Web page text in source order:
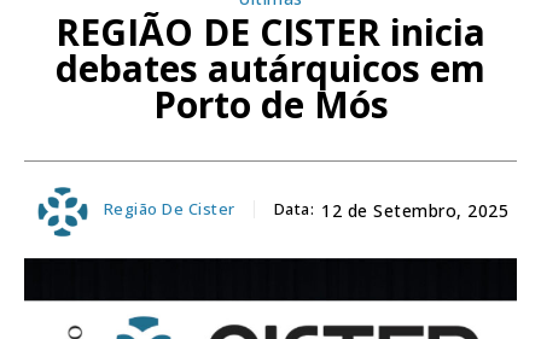
REGIÃO DE CISTER inicia
debates autárquicos em
Porto de Mós
Região De Cister Data: 12 de Setembro, 2025